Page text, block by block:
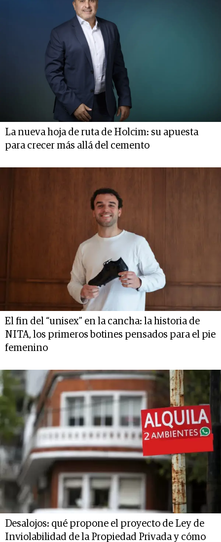
La nueva hoja de ruta de Holcim: su apuesta
para crecer más allá del cemento
El fin del “unisex” en la cancha: la historia de
NITA, los primeros botines pensados para el pie
femenino
Desalojos: qué propone el proyecto de Ley de
Inviolabilidad de la Propiedad Privada y cómo